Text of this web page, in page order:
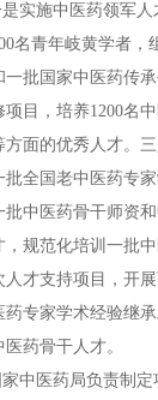
是实施中医药领军
名青年岐黄学者，
批国家中医药传
目，培养1200名
面的优秀人才。
全国老中医药专
中医药骨干师资和
规范化培训一批
才支持项目，开
专家学术经验继
药骨干人才。
中医药局负责制